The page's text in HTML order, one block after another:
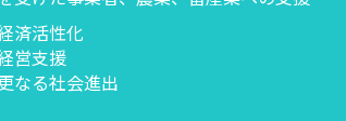
済活性化
営支援
なる社会進出